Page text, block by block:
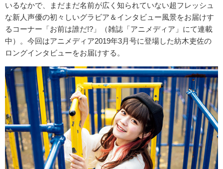
いるなかで、
まだまだ名前が広く知られていない超フレッシュ
な新人声優の初々 しいグラビア＆インタビュー風景をお届けす
るコーナー「お前は誰だ!? 」（雑誌「アニメディア」にて連載
中）。今回はアニメディア2019年3月号に登場した紡木吏佐の
ロングインタビューをお届けする。